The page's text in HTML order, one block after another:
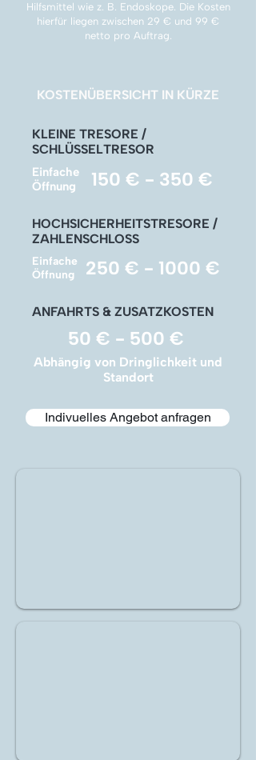
Hilfsmittel wie z. B. Endoskope. Die Kosten
hierfür liegen zwischen 29 € und 99 €
netto pro Auftrag.
KOSTENÜBERSICHT IN KÜRZE
KLEINE TRESORE /
SCHLÜSSELTRESOR
Einfache
Öffnung
150 € - 350 €
HOCHSICHERHEITSTRESORE /
ZAHLENSCHLOSS
Einfache
Öffnung
250 € - 1000 €
ANFAHRTS & ZUSATZKOSTEN
50 € - 500 €
Abhängig von Dringlichkeit und
Standort
Indivuelles Angebot anfragen